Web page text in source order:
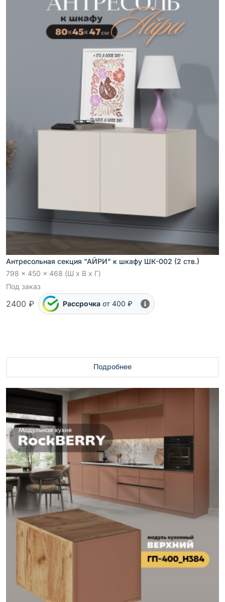
Антресольная секция "АЙРИ" к шкафу ШК-002 (2 ств.)
798 x 450 x 468 (Ш x В x Г)
Под заказ
2400 ₽ Рассрочка от 400 ₽
Подробнее